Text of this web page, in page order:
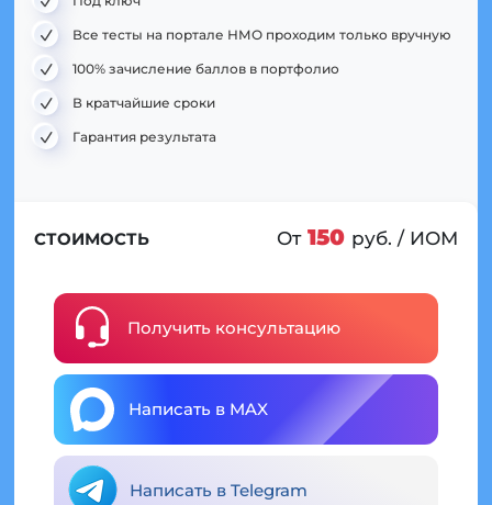
Все тесты на портале НМО проходим только вручную
100% зачисление баллов в портфолио
В кратчайшие сроки
Гарантия результата
СТОИМОСТЬ От 150 руб. / ИОМ
Получить консультацию
Написать в MAX
Написать в Telegram